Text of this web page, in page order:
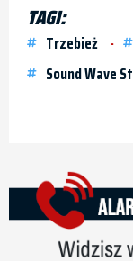
TAGI:
Trzebież
Sound Wave